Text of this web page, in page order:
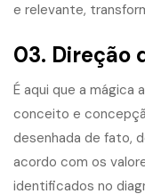
e relevante,
03. Direção
​É aqui que a
conceito e
desenhada de fato,
acordo com os
identificados no